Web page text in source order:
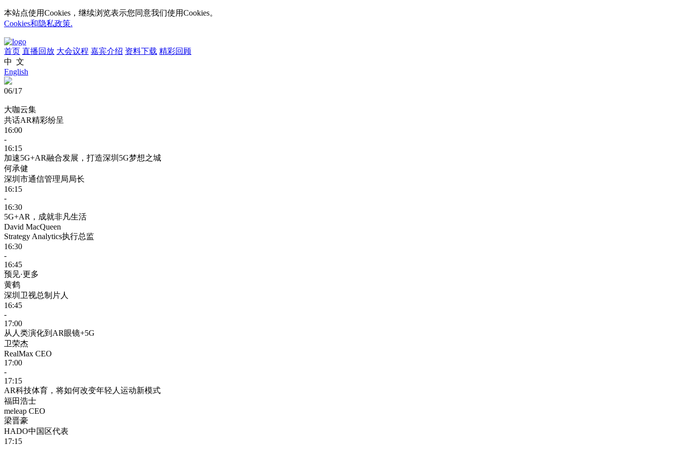
本站点使用Cookies，继续浏览表示您同意我们使用Cookies。
Cookies和隐私政策.
首页 直播回放 大会议程 嘉宾介绍 资料下载 精彩回顾
中 文
English
06/17
大咖云集
共话AR精彩纷呈
16:00
-
16:15
加速5G+AR融合发展，打造深圳5G梦想之城
何承健
深圳市通信管理局局长
16:15
-
16:30
5G+AR，成就非凡生活
David MacQueen
Strategy Analytics执行总监
16:30
-
16:45
预见·更多
黄鹤
深圳卫视总制片人
16:45
-
17:00
从人类演化到AR眼镜+5G
卫荣杰
RealMax CEO
17:00
-
17:15
AR科技体育，将如何改变年轻人运动新模式
福田浩士
meleap CEO
梁晋豪
HADO中国区代表
17:15